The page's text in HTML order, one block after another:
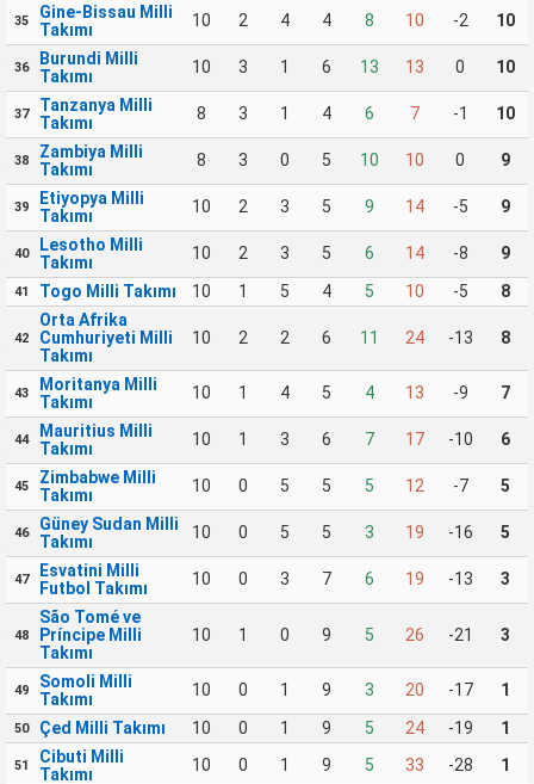
35
Gine-Bissau Milli
Takımı
10 2 4 4 8 10 -2 10
36
Burundi Milli
Takımı
10 3 1 6 13 13 0 10
37
Tanzanya Milli
Takımı
8 3 1 4 6 7 -1 10
38
Zambiya Milli
Takımı
8 3 0 5 10 10 0 9
39
Etiyopya Milli
Takımı
10 2 3 5 9 14 -5 9
40
Lesotho Milli
Takımı
10 2 3 5 6 14 -8 9
41 Togo Milli Takımı 10 1 5 4 5 10 -5 8
42
Orta Afrika
Cumhuriyeti Milli
Takımı
10 2 2 6 11 24 -13 8
43
Moritanya Milli
Takımı
10 1 4 5 4 13 -9 7
44
Mauritius Milli
Takımı
10 1 3 6 7 17 -10 6
45
Zimbabwe Milli
Takımı
10 0 5 5 5 12 -7 5
46
Güney Sudan Milli
Takımı
10 0 5 5 3 19 -16 5
47
Esvatini Milli
Futbol Takımı
10 0 3 7 6 19 -13 3
48
São Tomé ve
Príncipe Milli
Takımı
10 1 0 9 5 26 -21 3
49
Somoli Milli
Takımı
10 0 1 9 3 20 -17 1
50 Çed Milli Takımı 10 0 1 9 5 24 -19 1
51
Cibuti Milli
Takımı
10 0 1 9 5 33 -28 1